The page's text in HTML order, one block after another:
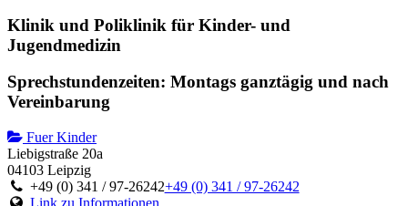
Klinik und Poliklinik für Kinder- und
Jugendmedizin
Sprechstundenzeiten: Montags ganztägig und nach
Vereinbarung
Fuer Kinder
Liebigstraße 20a
04103 Leipzig
+49 (0) 341 / 97-26242+49 (0) 341 / 97-26242
Link zu Informationen